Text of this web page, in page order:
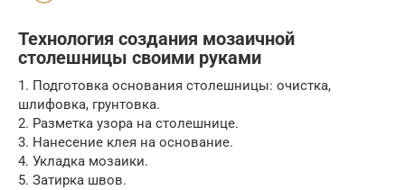
Технология создания мозаичной
столешницы своими руками
1. Подготовка основания столешницы: очистка,
шлифовка, грунтовка.
2. Разметка узора на столешнице.
3. Нанесение клея на основание.
4. Укладка мозаики.
5. Затирка швов.